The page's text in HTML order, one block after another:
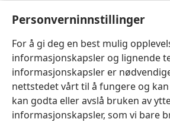
Personverninnstillinger
For å gi deg en best mulig
informasjonskapsler og lignende
informasjonskapsler er
nettstedet vårt til å fungere og kan
kan godta eller avslå bruken av
informasjonskapsler, som vi bare